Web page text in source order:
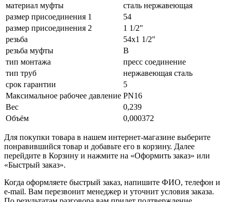
материал муфты
сталь нержавеющая
размер присоединения 1
54
размер присоединения 2
1 1/2"
резьба
54x1 1/2"
резьба муфты
В
тип монтажа
пресс соединение
тип труб
нержавеющая сталь
срок гарантии
5
Максимальное рабочее давление PN16
Вес
0,239
Объём
0,000372
Для покупки товара в нашем интернет-магазине выберите
понравившийся товар и добавьте его в корзину. Далее
перейдите в Корзину и нажмите на «Оформить заказ» или
«Быстрый заказ».
Когда оформляете быстрый заказ, напишите ФИО, телефон и
e-mail. Вам перезвонит менеджер и уточнит условия заказа.